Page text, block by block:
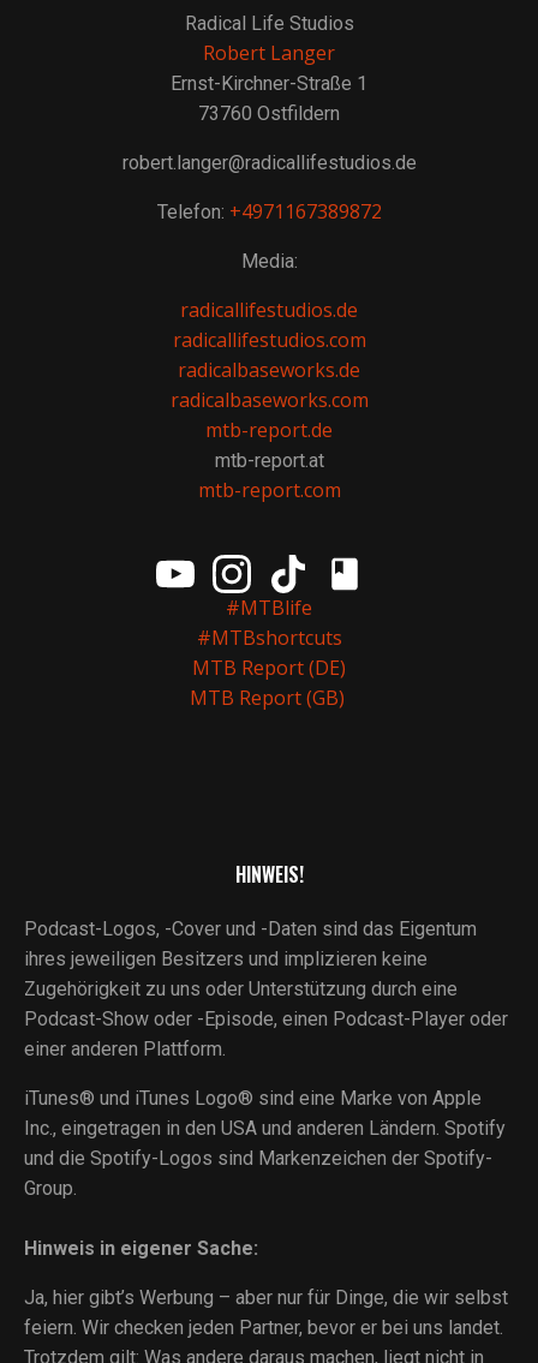
Radical Life Studios
Robert Langer
Ernst-Kirchner-Straße 1
73760 Ostfildern
robert.langer@radicallifestudios.de
Telefon: +4971167389872
Media:
radicallifestudios.de
radicallifestudios.com
radicalbaseworks.de
radicalbaseworks.com
mtb-report.de
mtb-report.at
mtb-report.com
#MTBlife
#MTBshortcuts
MTB Report (DE)
MTB Report (GB)
HINWEIS!
Podcast-Logos, -Cover und -Daten sind das Eigentum
ihres jeweiligen Besitzers und implizieren keine
Zugehörigkeit zu uns oder Unterstützung durch eine
Podcast-Show oder -Episode, einen Podcast-Player oder
einer anderen Plattform.
iTunes® und iTunes Logo® sind eine Marke von Apple
Inc., eingetragen in den USA und anderen Ländern. Spotify
und die Spotify-Logos sind Markenzeichen der Spotify-
Group.
Hinweis in eigener Sache:
Ja, hier gibt’s Werbung – aber nur für Dinge, die wir selbst
feiern. Wir checken jeden Partner, bevor er bei uns landet.
Trotzdem gilt: Was andere daraus machen, liegt nicht in